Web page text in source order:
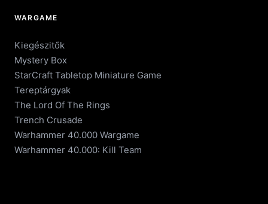
WARGAME
Kiegészitők
Mystery Box
StarCraft Tabletop Miniature Game
Tereptárgyak
The Lord Of The Rings
Trench Crusade
Warhammer 40.000 Wargame
Warhammer 40.000: Kill Team